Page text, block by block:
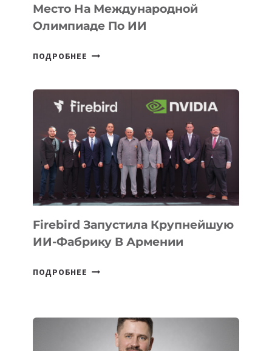
Место На Международной
Олимпиаде По ИИ
ПОДРОБНЕЕ КАЗАХСТАНСКИЙ
ЗАНЯЛ
ВТОРОЕ
МЕСТО
НА
МЕЖДУНАРОДНОЙ
ОЛИМПИАДЕ
ПО
ИИ
Firebird Запустила Крупнейшую
ИИ-Фабрику В Армении
ПОДРОБНЕЕ FIREBIRD
ФАБРИКУ